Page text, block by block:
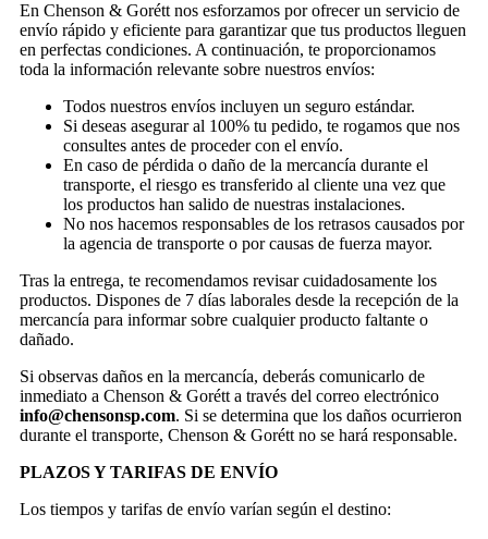
En Chenson & Gorétt nos esforzamos por ofrecer un servicio de
envío rápido y eficiente para garantizar que tus productos lleguen
en perfectas condiciones. A continuación, te proporcionamos
toda la información relevante sobre nuestros envíos:
Todos nuestros envíos incluyen un seguro estándar.
Si deseas asegurar al 100% tu pedido, te rogamos que nos
consultes antes de proceder con el envío.
En caso de pérdida o daño de la mercancía durante el
transporte, el riesgo es transferido al cliente una vez que
los productos han salido de nuestras instalaciones.
No nos hacemos responsables de los retrasos causados por
la agencia de transporte o por causas de fuerza mayor.
Tras la entrega, te recomendamos revisar cuidadosamente los
productos. Dispones de 7 días laborales desde la recepción de la
mercancía para informar sobre cualquier producto faltante o
dañado.
Si observas daños en la mercancía, deberás comunicarlo de
inmediato a Chenson & Gorétt a través del correo electrónico
info@chensonsp.com. Si se determina que los daños ocurrieron
durante el transporte, Chenson & Gorétt no se hará responsable.
PLAZOS Y TARIFAS DE ENVÍO
Los tiempos y tarifas de envío varían según el destino: